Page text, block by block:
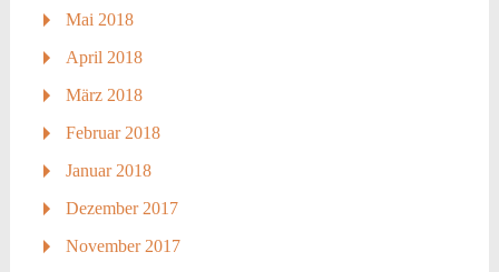
Mai 2018
April 2018
März 2018
Februar 2018
Januar 2018
Dezember 2017
November 2017